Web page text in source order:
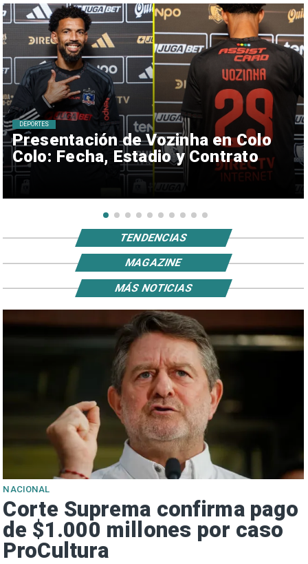
Presentación de Vozinha en Colo
Colo: Fecha, Estadio y Contrato
DEPORTES
TENDENCIAS
MAGAZINE
NACIONAL
Corte Suprema confirma pago
de $1.000 millones por caso
ProCultura
MÁS NOTICIAS